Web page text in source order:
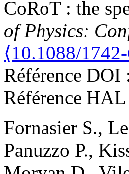
CoRoT : the
of Physics:
⟨10.1088/
Référence DOI :
Référence HAL
Fornasier S.,
Panuzzo P.,